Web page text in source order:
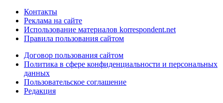
Контакты
Реклама на сайте
Использование материалов korrespondent.net
Правила пользования сайтом
Договор пользования сайтом
Политика в сфере конфиденциальности и персональных
данных
Пользовательское соглашение
Редакция